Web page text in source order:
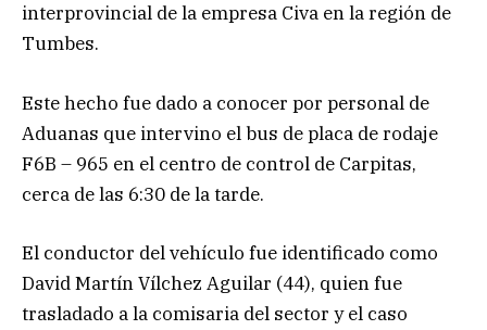
interprovincial de la empresa Civa en la región de
Tumbes.
Este hecho fue dado a conocer por personal de
Aduanas que intervino el bus de placa de rodaje
F6B – 965 en el centro de control de Carpitas,
cerca de las 6:30 de la tarde.
El conductor del vehículo fue identificado como
David Martín Vílchez Aguilar (44), quien fue
trasladado a la comisaria del sector y el caso